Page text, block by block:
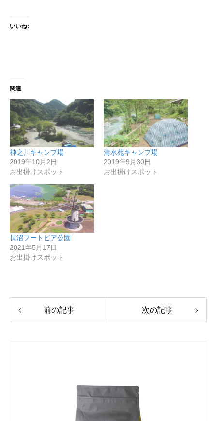
いいね:
関連
神之川キャンプ場
2019年10月2日
お出掛けスポット
清水苑キャンプ場
2019年9月30日
お出掛けスポット
長沼フートピア公園
2021年5月17日
お出掛けスポット
前の記事 次の記事